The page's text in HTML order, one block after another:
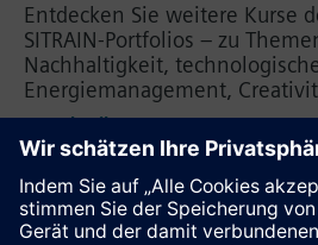
Entdecken Sie weitere Kurse
SITRAIN-Portfolios – zu
Nachhaltigkeit,
Energiemanagement,
Robotik
Creativity Lab
Anlagenplanung with COMOS
Nachhaltigkeit